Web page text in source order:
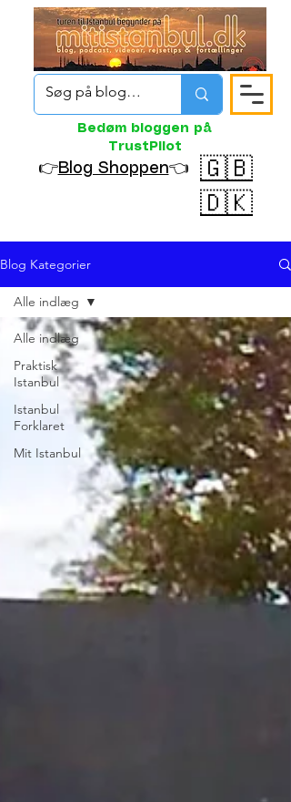
Bedøm bloggen på
TrustPilot
👉Blog Shoppen👈
🇬🇧
🇩🇰
Blog Kategorier
Alle indlæg
Praktisk
Istanbul
Istanbul
Forklaret
Mit Istanbul
Alle indlæg